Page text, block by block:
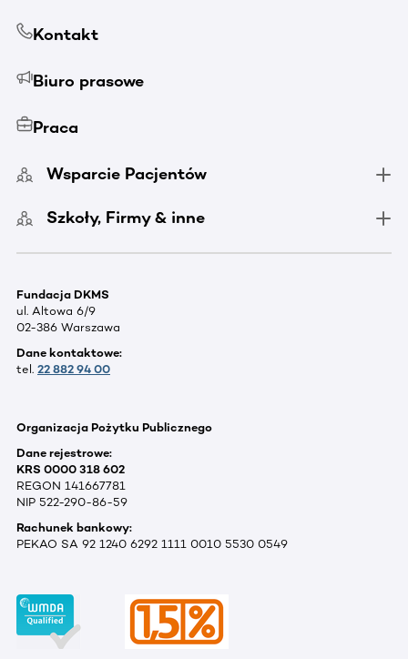
Kontakt
Biuro prasowe
Praca
Wsparcie Pacjentów
Szkoły, Firmy & inne
Fundacja DKMS
ul. Altowa 6/9
02-386 Warszawa
Dane kontaktowe:
tel. 22 882 94 00
Organizacja Pożytku Publicznego
Dane rejestrowe:
KRS 0000 318 602
REGON 141667781
NIP 522-290-86-59
Rachunek bankowy:
PEKAO SA 92 1240 6292 1111 0010 5530 0549